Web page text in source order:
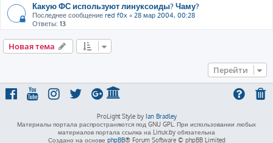
Какую ФС используют линуксоиды? Чаму?
Последнее сообщение red f0x « 28 мар 2004, 00:28
Ответы: 13
Новая тема
Перейти
ProLight Style by Ian Bradley
Материалы портала распространяются под GNU GPL. При использовании любых
материалов портала ссылка на Linux.by обязательна
Создано на основе phpBB® Forum Software © phpBB Limited